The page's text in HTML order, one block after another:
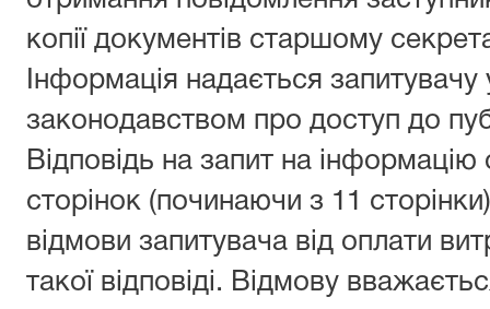
копії документів старшому
Інформація надається запитувачу
законодавством про доступ до
Відповідь на запит на
сторінок (починаючи з 11
відмови запитувача від оплати
такої відповіді. Відмову